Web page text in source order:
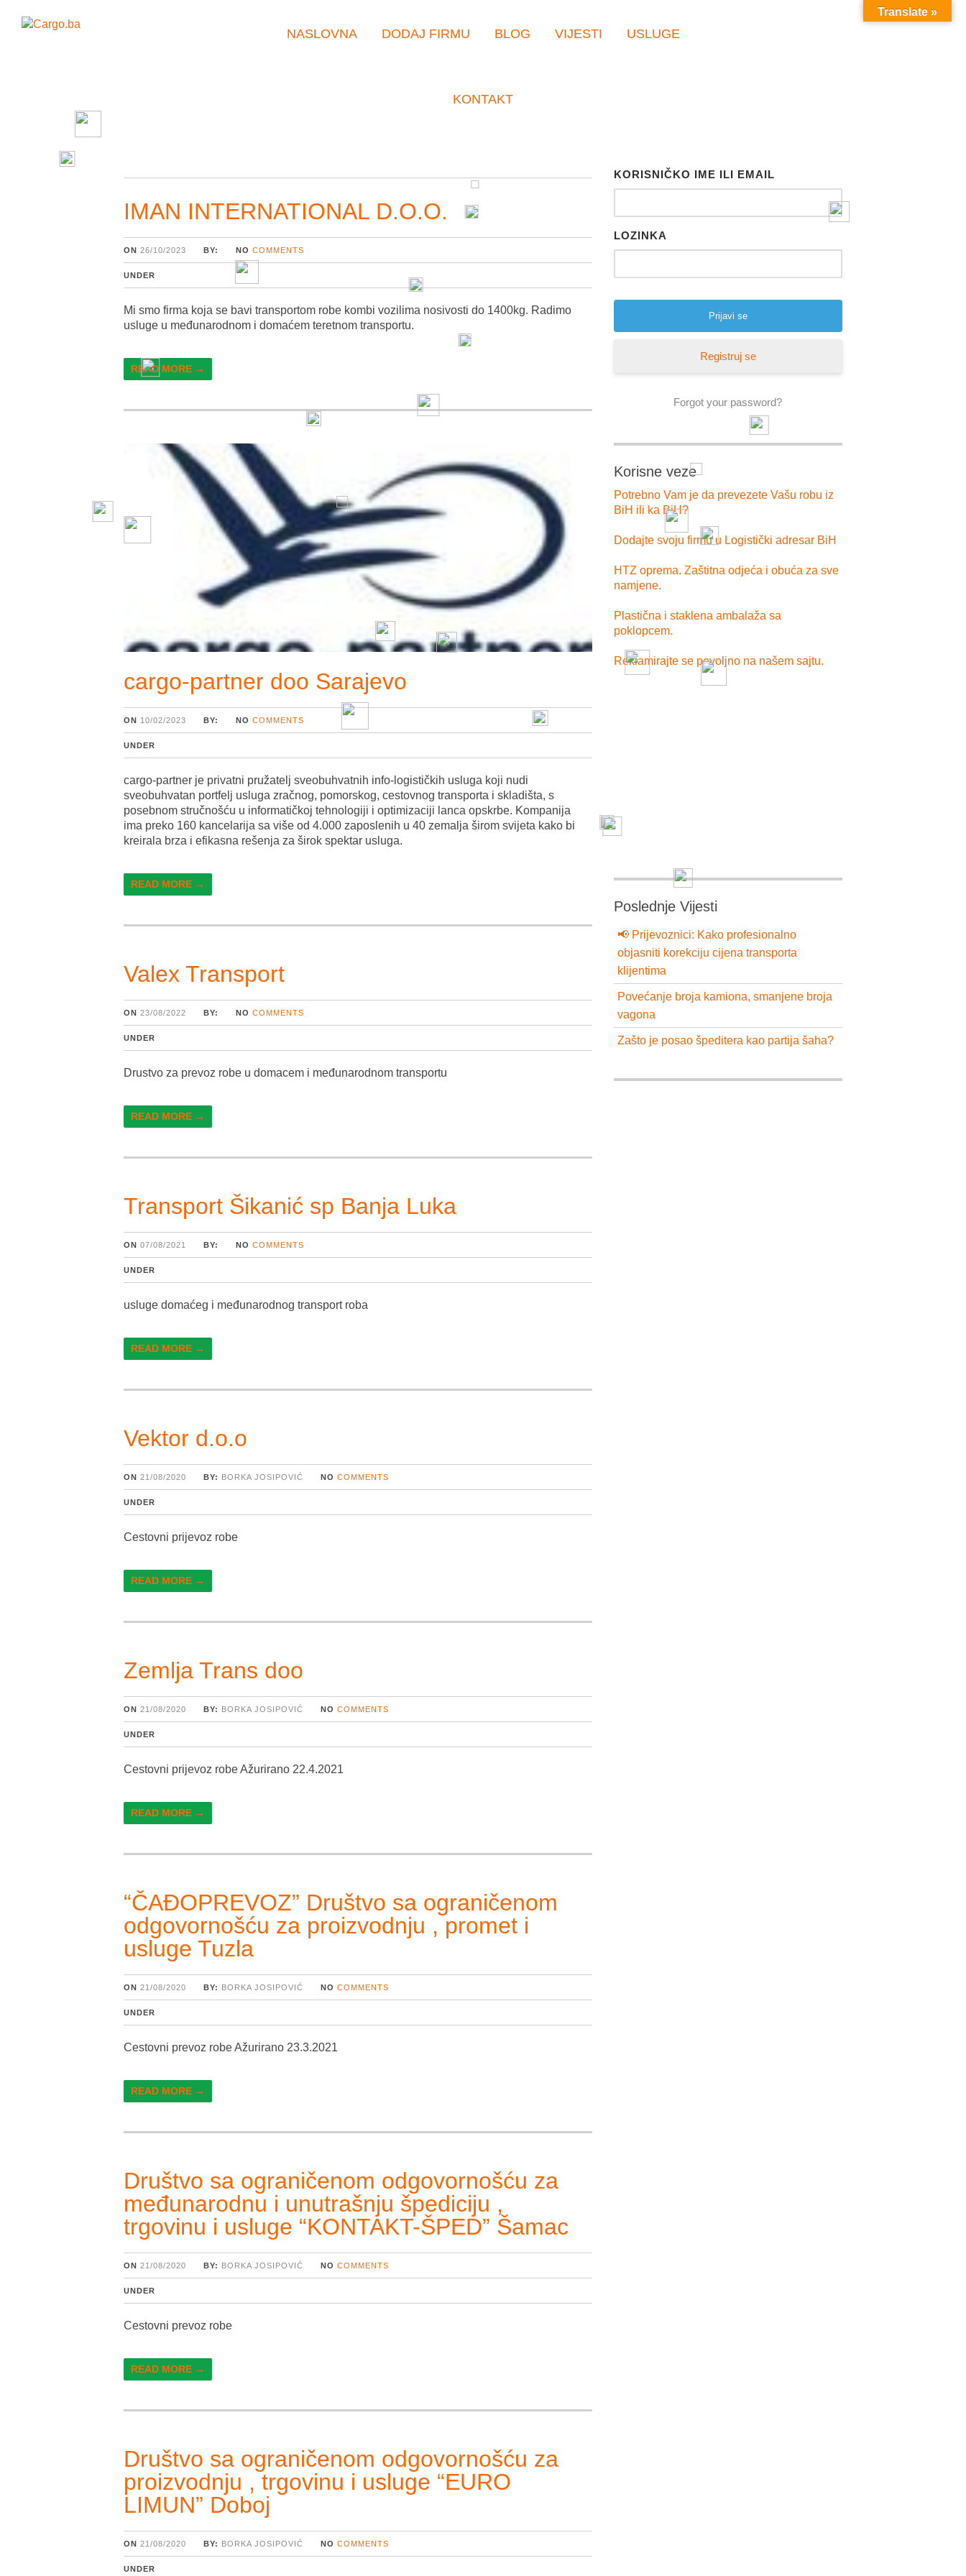
NASLOVNA DODAJ FIRMU BLOG VIJESTI USLUGE
KONTAKT
IMAN INTERNATIONAL D.O.O.
ON 26/10/2023 BY: NO COMMENTS
UNDER
Mi smo firma koja se bavi transportom robe kombi vozilima nosivosti do 1400kg. Radimo
usluge u međunarodnom i domaćem teretnom transportu.
READ MORE →
cargo-partner doo Sarajevo
ON 10/02/2023 BY: NO COMMENTS
UNDER
cargo-partner je privatni pružatelj sveobuhvatnih info-logističkih usluga koji nudi
sveobuhvatan portfelj usluga zračnog, pomorskog, cestovnog transporta i skladišta, s
posebnom stručnošću u informatičkoj tehnologiji i optimizaciji lanca opskrbe. Kompanija
ima preko 160 kancelarija sa više od 4.000 zaposlenih u 40 zemalja širom svijeta kako bi
kreirala brza i efikasna rešenja za širok spektar usluga.
READ MORE →
Valex Transport
ON 23/08/2022 BY: NO COMMENTS
UNDER
Drustvo za prevoz robe u domacem i međunarodnom transportu
READ MORE →
Transport Šikanić sp Banja Luka
ON 07/08/2021 BY: NO COMMENTS
UNDER
usluge domaćeg i međunarodnog transport roba
READ MORE →
Vektor d.o.o
ON 21/08/2020 BY: BORKA JOSIPOVIĆ NO COMMENTS
UNDER
Cestovni prijevoz robe
READ MORE →
Zemlja Trans doo
ON 21/08/2020 BY: BORKA JOSIPOVIĆ NO COMMENTS
UNDER
Cestovni prijevoz robe Ažurirano 22.4.2021
READ MORE →
“ČAĐOPREVOZ” Društvo sa ograničenom
odgovornošću za proizvodnju , promet i
usluge Tuzla
ON 21/08/2020 BY: BORKA JOSIPOVIĆ NO COMMENTS
UNDER
Cestovni prevoz robe Ažurirano 23.3.2021
READ MORE →
Društvo sa ograničenom odgovornošću za
međunarodnu i unutrašnju špediciju ,
trgovinu i usluge “KONTAKT-ŠPED” Šamac
ON 21/08/2020 BY: BORKA JOSIPOVIĆ NO COMMENTS
UNDER
Cestovni prevoz robe
READ MORE →
Društvo sa ograničenom odgovornošću za
proizvodnju , trgovinu i usluge “EURO
LIMUN” Doboj
ON 21/08/2020 BY: BORKA JOSIPOVIĆ NO COMMENTS
UNDER
KORISNIČKO IME ILI EMAIL
LOZINKA
Registruj se
Forgot your password?
Korisne veze
Potrebno Vam je da prevezete Vašu robu iz
BiH ili ka BiH?
Dodajte svoju firmu u Logistički adresar BiH
HTZ oprema. Zaštitna odjeća i obuća za sve
namjene.
Plastična i staklena ambalaža sa
poklopcem.
Reklamirajte se povoljno na našem sajtu.
Poslednje Vijesti
📢 Prijevoznici: Kako profesionalno
objasniti korekciju cijena transporta
klijentima
Povećanje broja kamiona, smanjene broja
vagona
Zašto je posao špeditera kao partija šaha?
Translate »